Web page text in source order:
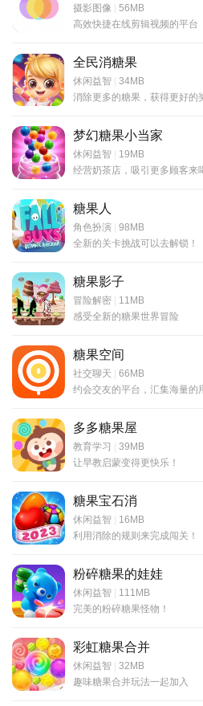
摄影图像
56MB
高效快捷在线剪辑视频的平台
全民消糖果
休闲益智
34MB
消除更多的糖果，获得更好的
梦幻糖果小当家
休闲益智
19MB
经营奶茶店，吸引更多顾客来
糖果人
角色扮演
98MB
全新的关卡挑战可以去解锁！
糖果影子
冒险解密
11MB
感受全新的糖果世界冒险
糖果空间
社交聊天
66MB
约会交友的平台，汇集海量的
多多糖果屋
教育学习
39MB
让早教启蒙变得更快乐！​
糖果宝石消
休闲益智
16MB
利用消除的规则来完成闯关！
粉碎糖果的娃娃
休闲益智
111MB
完美的粉碎糖果怪物！
彩虹糖果合并
休闲益智
32MB
趣味糖果合并玩法一起加入